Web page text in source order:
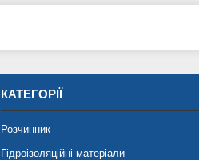
КАТЕГОРІЇ
Розчинник
Гідроізоляційні матеріали